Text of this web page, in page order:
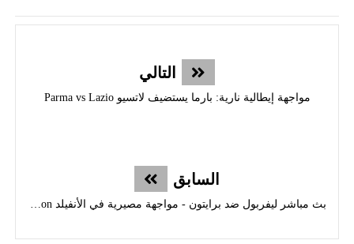
التالي
مواجهة إيطالية نارية: بارما يستضيف لاتسيو Parma vs Lazio
السابق
بث مباشر ليفربول ضد برايتون - مواجهة مصيرية في الأنفيلد Liverpool vs Brighton